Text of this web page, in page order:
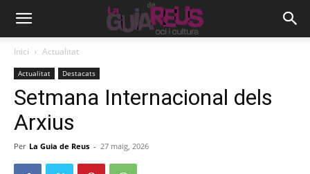
Inici Actualitat
Actualitat Destacats
Setmana Internacional dels
Arxius
Per La Guia de Reus - 27 maig, 2026